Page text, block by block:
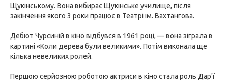
Щукінському. Вона вибирає Щукінське училище, після
закінчення якого 3 роки працює в Театрі ім. Вахтангова.
Дебют Чурсиній в кіно відбувся в 1961 році, — вона зіграла в
картині «Коли дерева були великими». Потім виконала ще
кілька невеликих ролей.
Першою серйозною роботою актриси в кіно стала роль Дар'ї